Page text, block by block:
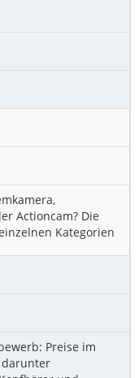
Actioncam? Die
Kategorien
Preise im
darunter